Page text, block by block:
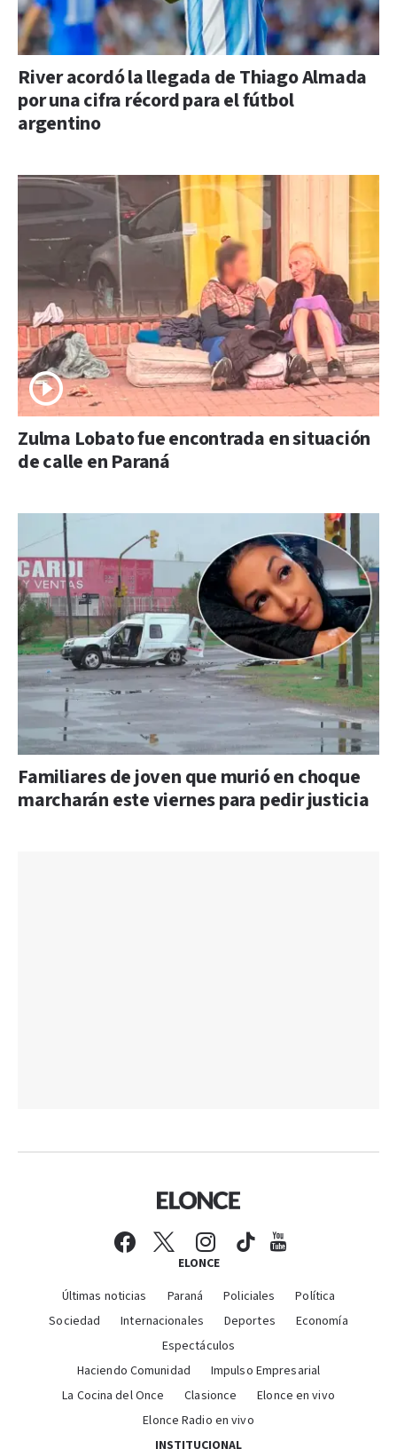
River acordó la llegada de Thiago Almada
por una cifra récord para el fútbol
argentino
Zulma Lobato fue encontrada en situación
de calle en Paraná
Familiares de joven que murió en choque
marcharán este viernes para pedir justicia
ELONCE
Últimas noticias Paraná Policiales
Política
Sociedad
Internacionales Deportes
Economía
Espectáculos
Haciendo Comunidad
Impulso Empresarial
La Cocina del Once
Clasionce
Elonce en vivo
Elonce Radio en vivo
INSTITUCIONAL